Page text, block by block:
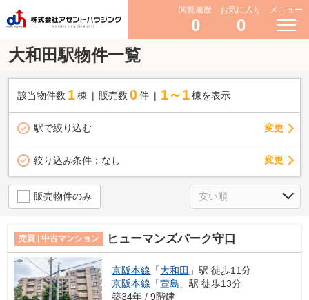
閲覧履歴
0
お気に入り
0
メニュー
大和田駅物件一覧
該当物件数 1棟 販売数 0 件 1～1 棟を表示
駅で絞り込む 変更
絞り込み条件： なし 変更
販売物件のみ
売買 | 中古マンション ヒューマンズパーク守口
京阪本線 「大和田 」駅 徒歩11分
京阪本線 「萱島 」駅 徒歩13分
築34年 / 9階建